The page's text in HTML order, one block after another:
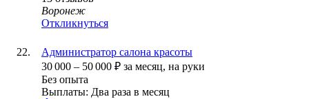
Воронеж
Откликнуться
Администратор салона красоты
30 000 – 50 000 ₽ за месяц, на руки
Без опыта
Выплаты: Два раза в месяц